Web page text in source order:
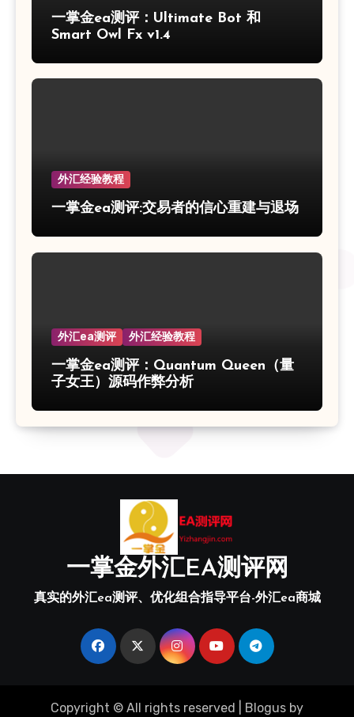
一掌金ea测评：Ultimate Bot 和
Smart Owl Fx v1.4
外汇经验教程
一掌金ea测评:交易者的信心重建与退场
外汇ea测评 外汇经验教程
一掌金ea测评：Quantum Queen（量
子女王）源码作弊分析
一掌金外汇EA测评网
真实的外汇ea测评、优化组合指导平台-外汇ea商城
Copyright © All rights reserved Blogus by